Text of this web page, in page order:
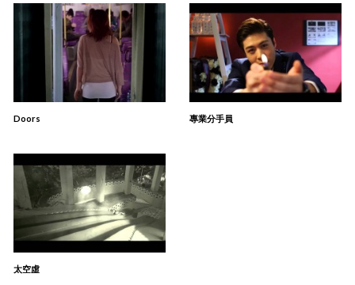
Doors 專業分手員
太空虛